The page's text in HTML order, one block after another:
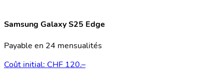
Samsung Galaxy S25 Edge
Payable en 24 mensualités
Coût initial: CHF 120.–